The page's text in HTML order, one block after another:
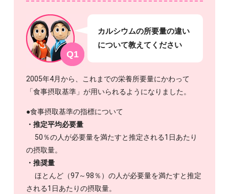
Q1
カルシウムの所要量の違い
について教えてください
2005年4月から、これまでの栄養所要量にかわって
「食事摂取基準」が用いられるようになりました。
●食事摂取基準の指標について
・推定平均必要量
50％の人が必要量を満たすと推定される1日あたり
の摂取量。
・推奨量
ほとんど（97～98％）の人が必要量を満たすと推定
される1日あたりの摂取量。